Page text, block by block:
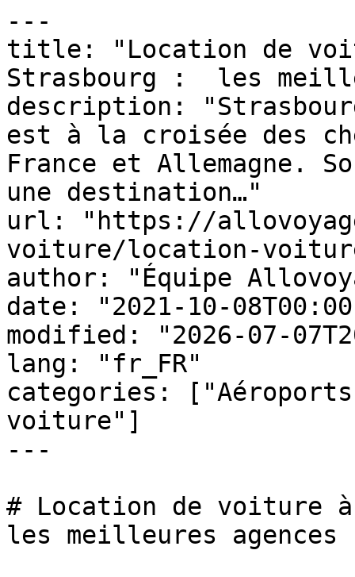
---
title: "Location de
Strasbourg :  les
description:
est à la croisée des
France et Allemagne.
une destination…"
url: "https://
voiture/location-
author: "Équipe
date: "2021-10-
modified: "2026-07-
lang: "fr_FR"
categories:
voiture"]
---
# Location de voiture
les meilleures agences